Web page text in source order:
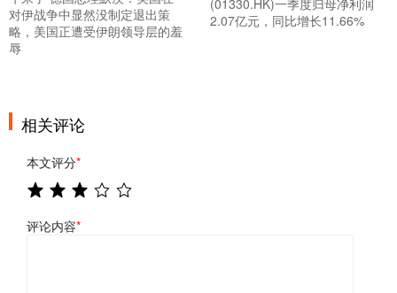
对伊战争中显然没制定退出策
略，美国正遭受伊朗领导层的羞
辱
2.07亿元，同比增长11.66%
相关评论
本文评分*
评论内容*